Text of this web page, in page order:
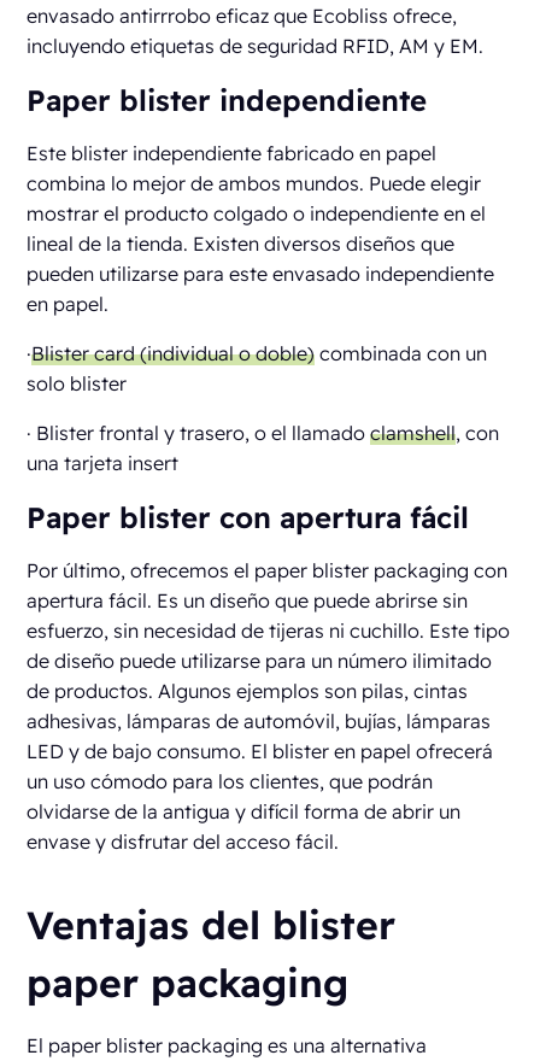
envasado antirrrobo eficaz que Ecobliss ofrece,
incluyendo etiquetas de seguridad RFID, AM y EM.
Paper blister independiente
Este blister independiente fabricado en papel
combina lo mejor de ambos mundos. Puede elegir
mostrar el producto colgado o independiente en el
lineal de la tienda. Existen diversos diseños que
pueden utilizarse para este envasado independiente
en papel.
·Blister card (individual o doble) combinada con un
solo blister
· Blister frontal y trasero, o el llamadoclamshell, con
una tarjeta insert
Paper blister con apertura fácil
Por último, ofrecemos el paper blister packaging con
apertura fácil. Es un diseño que puede abrirse sin
esfuerzo, sin necesidad de tijeras ni cuchillo. Este tipo
de diseño puede utilizarse para un número ilimitado
de productos. Algunos ejemplos son pilas, cintas
adhesivas, lámparas de automóvil, bujías, lámparas
LED y de bajo consumo. El blister en papel ofrecerá
un uso cómodo para los clientes, que podrán
olvidarse de la antigua y difícil forma de abrir un
envase y disfrutar del acceso fácil.
Ventajas del blister
paper packaging
El paper blister packaging es una alternativa